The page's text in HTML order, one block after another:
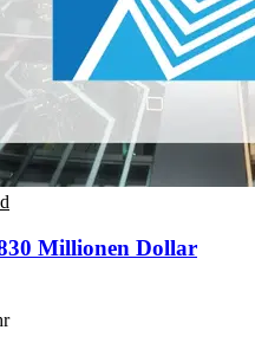
Millionen Dollar